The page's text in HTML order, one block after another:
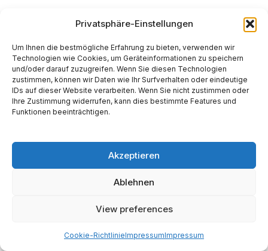
Privatsphäre-Einstellungen
Um Ihnen die bestmögliche Erfahrung zu bieten, verwenden wir
Technologien wie Cookies, um Geräteinformationen zu speichern
und/oder darauf zuzugreifen. Wenn Sie diesen Technologien
zustimmen, können wir Daten wie Ihr Surfverhalten oder eindeutige
IDs auf dieser Website verarbeiten. Wenn Sie nicht zustimmen oder
Ihre Zustimmung widerrufen, kann dies bestimmte Features und
Funktionen beeinträchtigen.
Akzeptieren
Ablehnen
View preferences
Cookie-RichtlinieImpressumImpressum